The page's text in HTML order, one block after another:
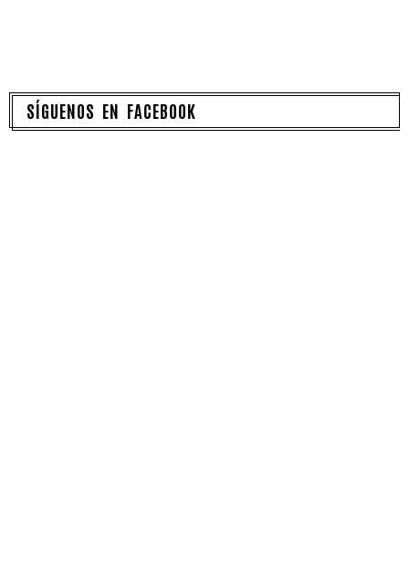
SÍGUENOS EN FACEBOOK